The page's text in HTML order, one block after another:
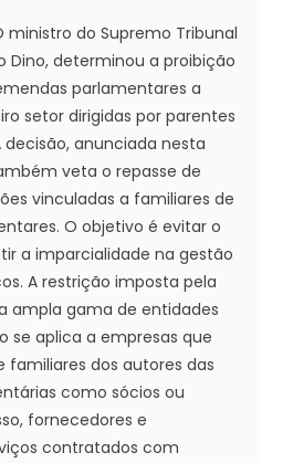
ministro do Supremo Tribunal
Dino, determinou a proibição
parlamentares a
setor dirigidas por parentes
decisão, anunciada nesta
veta o repasse de
vinculadas a familiares de
O objetivo é evitar o
a imparcialidade na gestão
A restrição imposta pela
ampla gama de entidades
se aplica a empresas que
familiares dos autores das
como sócios ou
fornecedores e
contratados com